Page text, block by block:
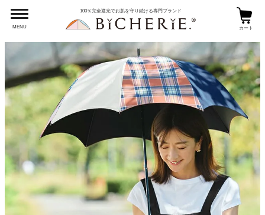
MENU
100％完全遮光でお肌を守り続ける専門ブランド
カート